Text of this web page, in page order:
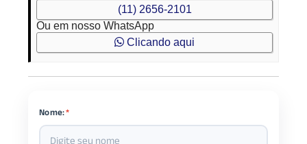
(11) 2656-2101
Ou em nosso WhatsApp
Clicando aqui
Nome:*